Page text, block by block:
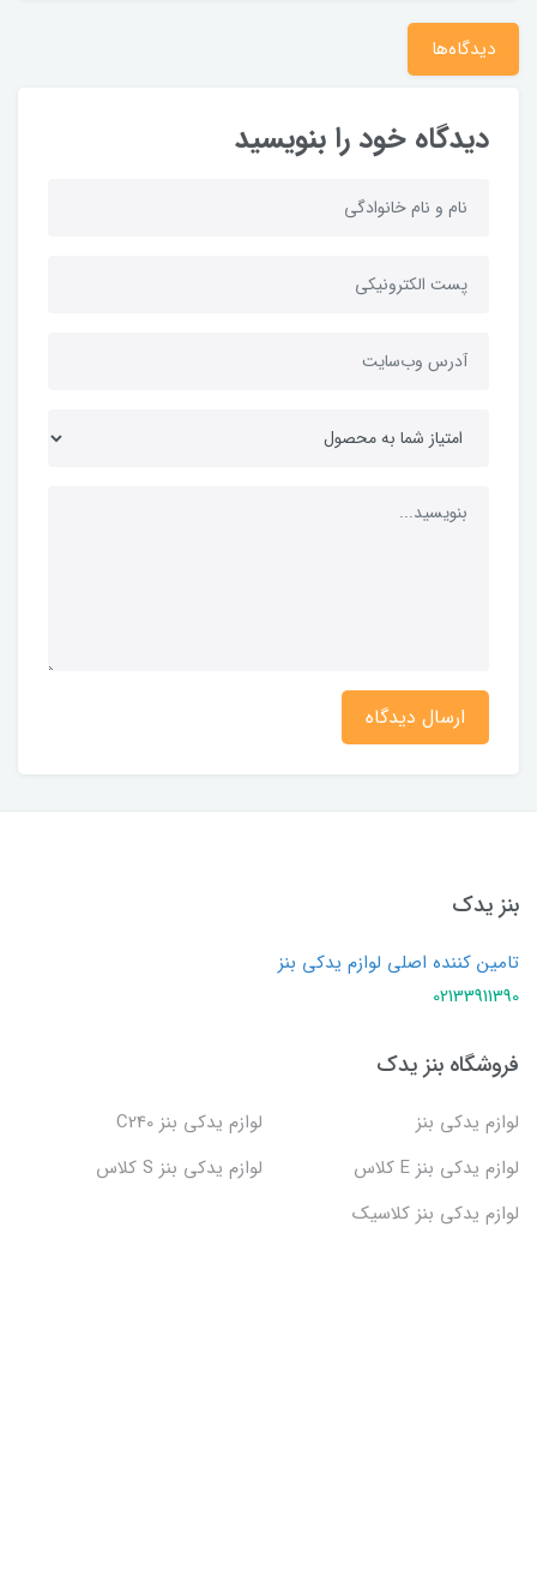
دیدگاه‌ها
دیدگاه خود را بنویسید
ارسال دیدگاه
بنز یدک
تامین کننده اصلی لوازم یدکی بنز
02133911390
فروشگاه بنز یدک
لوازم یدکی بنز
لوازم یدکی بنز C240
لوازم یدکی بنز E کلاس
لوازم یدکی بنز S کلاس
لوازم یدکی بنز کلاسیک